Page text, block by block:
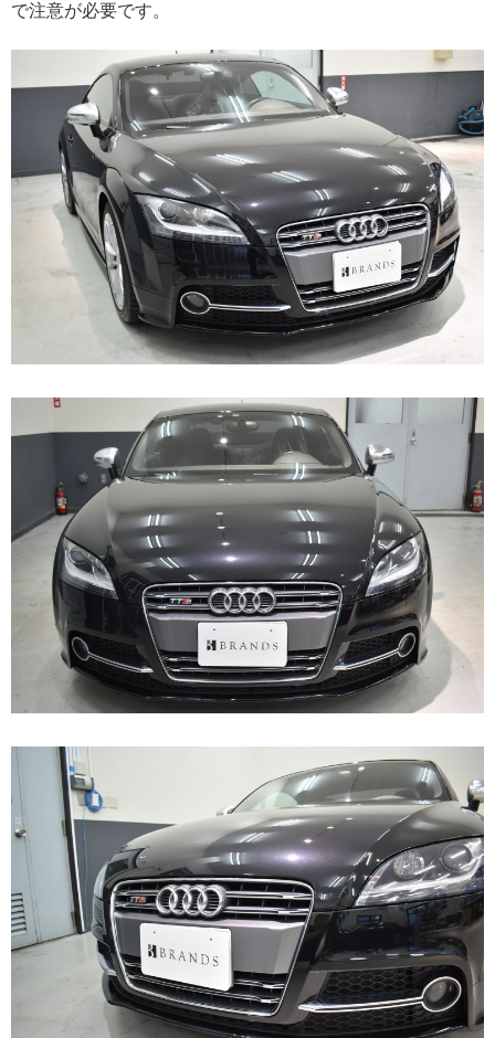
で注意が必要です。